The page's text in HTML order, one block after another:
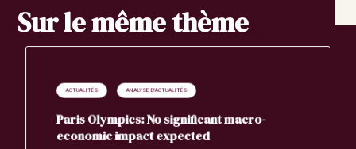
Sur le même thème
ACTUALITÉS ANALYSE D'ACTUALITÉS
Paris Olympics: No significant macro-
economic impact expected